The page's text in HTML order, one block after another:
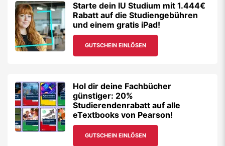
Starte dein IU Studium mit 1.444€
Rabatt auf die Studiengebühren
und einem gratis iPad!
GUTSCHEIN EINLÖSEN
Hol dir deine Fachbücher
günstiger: 20%
Studierendenrabatt auf alle
eTextbooks von Pearson!
GUTSCHEIN EINLÖSEN